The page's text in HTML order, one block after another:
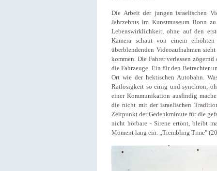
Die Arbeit der jungen israelischen
Jahrzehnts im Kunstmuseum Bonn
Lebenswirklichkeit, ohne auf den
Kamera schaut von einem
überblendenden Videoaufnahmen
kommen. Die Fahrer verlassen
die Fahrzeuge. Ein für den Betrachter
Ort wie der hektischen Autobahn.
Ratlosigkeit so einig und synchron,
einer Kommunikation ausfindig
die nicht mit der israelischen
Zeitpunkt der Gedenkminute für die
nicht hörbare - Sirene ertönt, bleibt
Moment lang ein. „Trembling Time"